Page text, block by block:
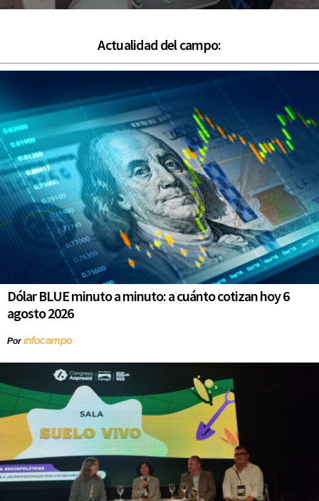
Actualidad del campo:
Dólar BLUE minuto a minuto: a cuánto cotizan hoy 6
agosto 2026
Porinfocampo